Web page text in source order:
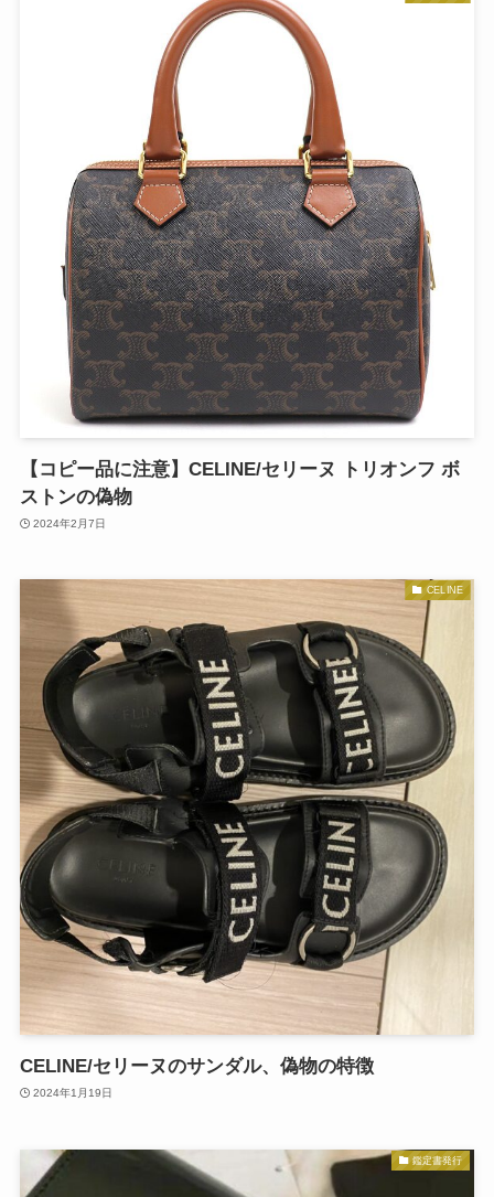
【コピー品に注意】CELINE/セリーヌ トリオンフ ボ
ストンの偽物
2024年2月7日
CELINE
CELINE/セリーヌのサンダル、偽物の特徴
2024年1月19日
鑑定書発行